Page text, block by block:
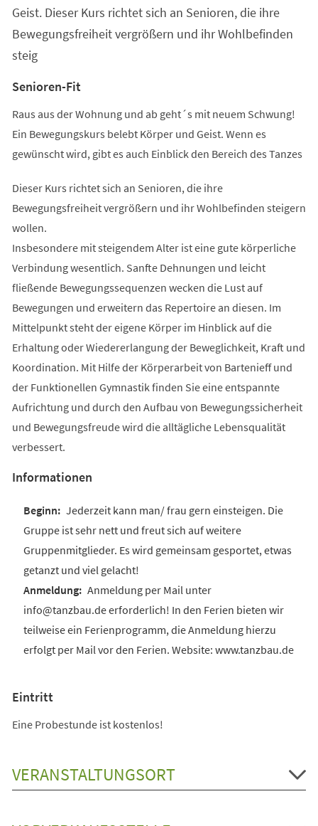
Geist. Dieser Kurs richtet sich an Senioren, die ihre
Bewegungsfreiheit vergrößern und ihr Wohlbefinden
steig
Senioren-Fit
Raus aus der Wohnung und ab geht´s mit neuem Schwung!
Ein Bewegungskurs belebt Körper und Geist. Wenn es
gewünscht wird, gibt es auch Einblick den Bereich des Tanzes
Dieser Kurs richtet sich an Senioren, die ihre
Bewegungsfreiheit vergrößern und ihr Wohlbefinden steigern
wollen.
Insbesondere mit steigendem Alter ist eine gute körperliche
Verbindung wesentlich. Sanfte Dehnungen und leicht
fließende Bewegungssequenzen wecken die Lust auf
Bewegungen und erweitern das Repertoire an diesen. Im
Mittelpunkt steht der eigene Körper im Hinblick auf die
Erhaltung oder Wiedererlangung der Beweglichkeit, Kraft und
Koordination. Mit Hilfe der Körperarbeit von Bartenieff und
der Funktionellen Gymnastik finden Sie eine entspannte
Aufrichtung und durch den Aufbau von Bewegungssicherheit
und Bewegungsfreude wird die alltägliche Lebensqualität
verbessert.
Informationen
Jederzeit kann man/ frau gern einsteigen. Die
Gruppe ist sehr nett und freut sich auf weitere
Gruppenmitglieder. Es wird gemeinsam gesportet, etwas
getanzt und viel gelacht!
Anmeldung per Mail unter
info@tanzbau.de erforderlich! In den Ferien bieten wir
teilweise ein Ferienprogramm, die Anmeldung hierzu
erfolgt per Mail vor den Ferien. Website: www.tanzbau.de
Eintritt
Eine Probestunde ist kostenlos!
VERANSTALTUNGSORT